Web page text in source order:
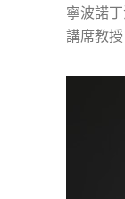
寧波諾
講席教